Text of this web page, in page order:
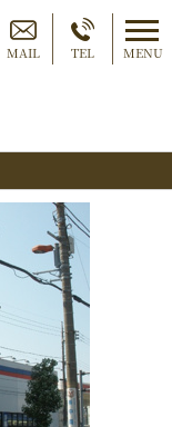
MAIL TEL MENU